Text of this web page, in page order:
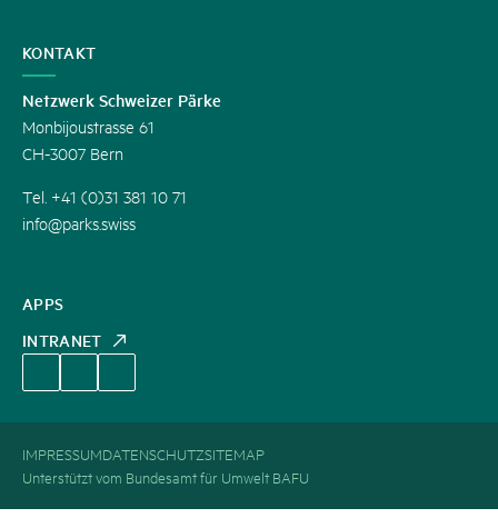
APPS
INTRANET
KONTAKT
Netzwerk Schweizer Pärke
Monbijoustrasse 61
CH-3007 Bern
Tel. +41 (0)31 381 10 71
info@parks.swiss
IMPRESSUMDATENSCHUTZSITEMAP
Unterstützt vom Bundesamt für Umwelt BAFU